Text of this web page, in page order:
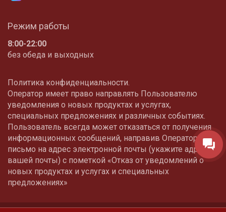
Режим работы
8:00-22:00
без обеда и выходных
Политика конфиденциальности.
Оператор имеет право направлять Пользователю
уведомления о новых продуктах и услугах,
специальных предложениях и различных событиях.
Пользователь всегда может отказаться от получения
информационных сообщений, направив Оператору
письмо на адрес электронной почты (укажите адрес
вашей почты) с пометкой «Отказ от уведомлений о
новых продуктах и услугах и специальных
предложениях»